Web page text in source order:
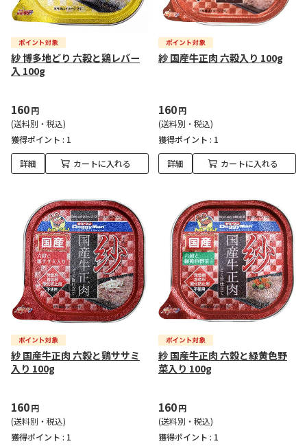
紗 博多地どり 六穀と鶏レバー
入 100g
160円
(送料別・税込)
獲得ポイント : 1
詳細 カートに入れる
紗 国産牛正肉 六穀入り 100g
160円
(送料別・税込)
獲得ポイント : 1
詳細 カートに入れる
紗 国産牛正肉 六穀と鶏ササミ
入り 100g
160円
(送料別・税込)
獲得ポイント : 1
紗 国産牛正肉 六穀と緑黄色野
菜入り 100g
160円
(送料別・税込)
獲得ポイント : 1